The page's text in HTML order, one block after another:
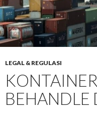
LEGAL & REGULASI
BEHANDLE